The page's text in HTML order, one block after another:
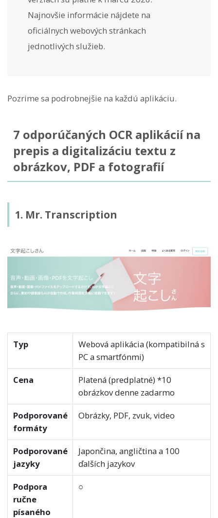
Najnovšie informácie nájdete na
oficiálnych webových stránkach
jednotlivých služieb.
Pozrime sa podrobnejšie na každú aplikáciu.
7 odporúčaných OCR aplikácií na
prepis a digitalizáciu textu z
obrázkov, PDF a fotografií
1. Mr. Transcription
Typ
Webová aplikácia (kompatibilná s
PC a smartfónmi)
Cena
Platená (predplatné) *10
obrázkov denne zadarmo
Podporované
formáty
Obrázky, PDF, zvuk, video
Podporované
jazyky
Japončina, angličtina a 100
ďalších jazykov
Podpora
ručne
písaného
○